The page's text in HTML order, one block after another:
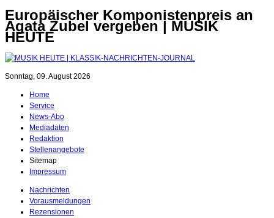
Europäischer Komponistenpreis an
Agata Zubel vergeben | MUSIK
HEUTE
Sonntag, 09. August 2026
Home
Service
News-Abo
Mediadaten
Redaktion
Stellenangebote
Sitemap
Impressum
Nachrichten
Vorausmeldungen
Rezensionen